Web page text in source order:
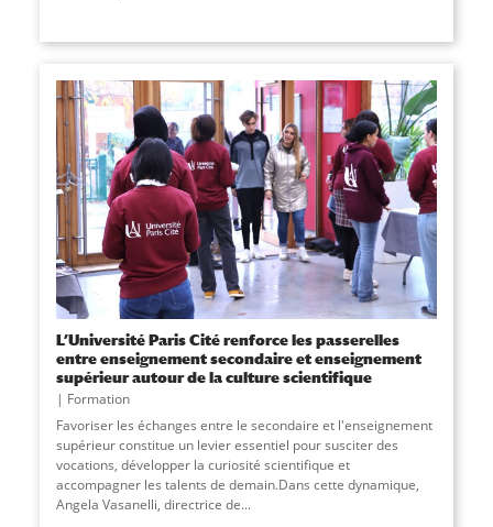
L’Université Paris Cité renforce les passerelles
entre enseignement secondaire et enseignement
supérieur autour de la culture scientifique
Formation
Favoriser les échanges entre le secondaire et l'enseignement
supérieur constitue un levier essentiel pour susciter des
vocations, développer la curiosité scientifique et
accompagner les talents de demain.Dans cette dynamique,
Angela Vasanelli, directrice de...